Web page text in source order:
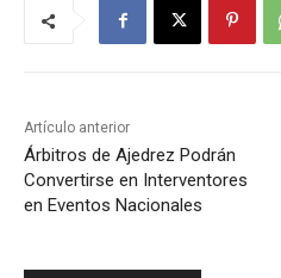
Artículo anterior
Árbitros de Ajedrez Podrán
Convertirse en Interventores
en Eventos Nacionales